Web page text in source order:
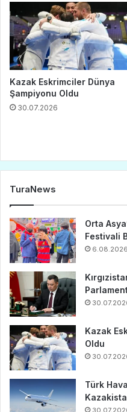
Kazak Eskrimciler Dünya
Şampiyonu Oldu
30.07.2026
TuraNews
Orta
Festivali
6.08.2026
Kazak
Oldu
Türk